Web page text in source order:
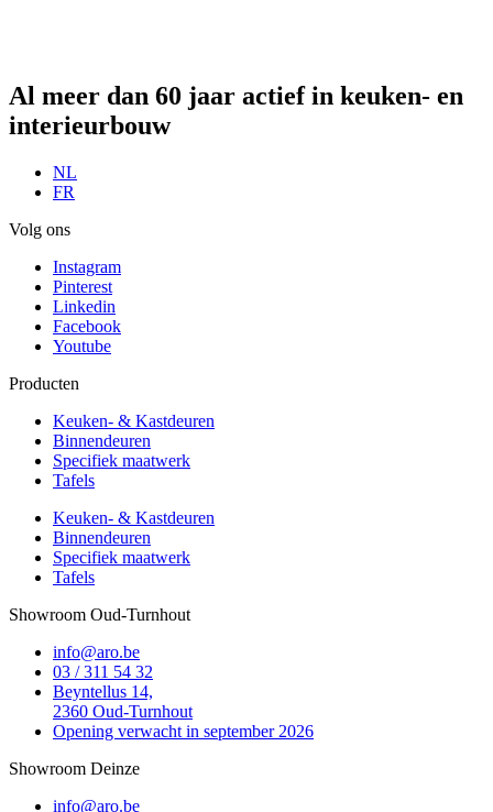
Al meer dan 60 jaar actief in keuken- en
interieurbouw
NL
FR
Volg ons
Instagram
Pinterest
Linkedin
Facebook
Youtube
Producten
Keuken- & Kastdeuren
Binnendeuren
Specifiek maatwerk
Tafels
Keuken- & Kastdeuren
Binnendeuren
Specifiek maatwerk
Tafels
Showroom Oud-Turnhout
info@aro.be
03 / 311 54 32
Beyntellus 14,
2360 Oud-Turnhout
Opening verwacht in september 2026
Showroom Deinze
info@aro.be